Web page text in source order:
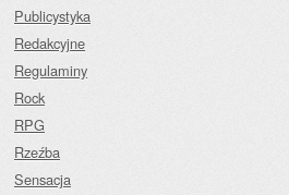
Publicystyka
Redakcyjne
Regulaminy
Rock
RPG
Rzeźba
Sensacja